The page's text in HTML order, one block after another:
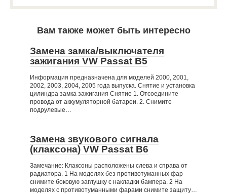
Вам также может быть интересно
Замена замка/выключателя
зажигания VW Passat B5
Информация предназначена для моделей 2000, 2001,
2002, 2003, 2004, 2005 года выпуска. Снятие и установка
цилиндра замка зажигания Снятие 1. Отсоедините
провода от аккумуляторной батареи. 2. Снимите
подрулевые…
Замена звукового сигнала
(клаксона) VW Passat B6
Замечание: Клаксоны расположены слева и справа от
радиатора. 1 На моделях без противотуманных фар
снимите боковую заглушку с накладки бампера. 2 На
моделях с противотуманными фарами снимите защиту…